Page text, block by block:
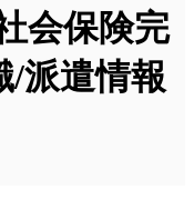
会保険完
/派遣情報